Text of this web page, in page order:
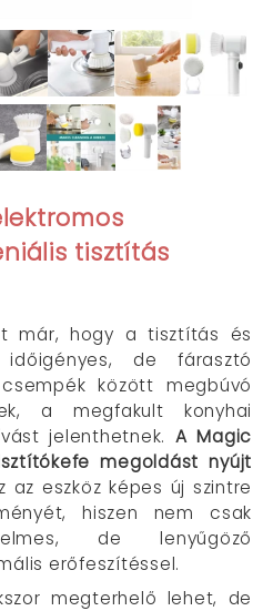
tisztítás
már, hogy a tisztítás és
de fárasztó
között megbúvó
a megfakult konyhai
jelenthetnek. A Magic
megoldást nyújt
az eszköz képes új szintre
hiszen nem csak
de lenyűgöző
erőfeszítéssel.
megterhelő lehet, de